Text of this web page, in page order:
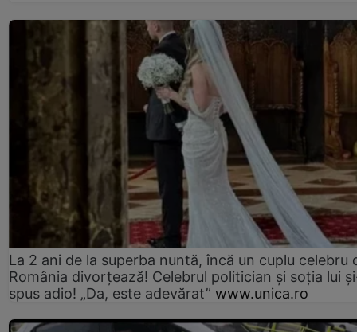
La 2 ani de la superba nuntă, încă un cuplu celebru
România divorțează! Celebrul politician și soția lui
spus adio! „Da, este adevărat” www.unica.ro